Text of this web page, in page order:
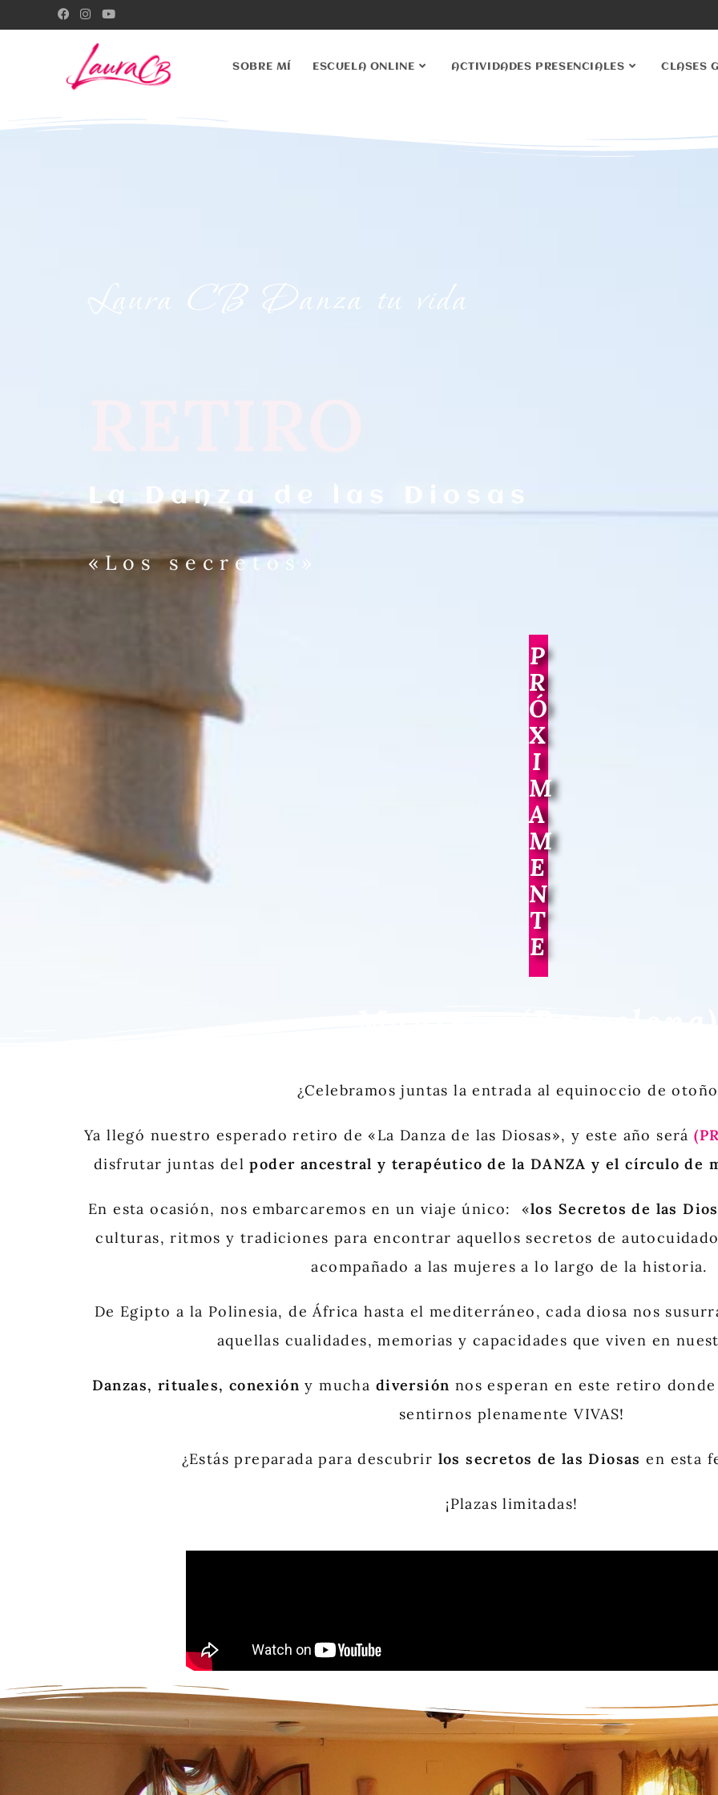
SOBRE MÍ ESCUELA ONLINE ACTIVIDADES PRESENCIALES CLASES
Laura CB Danza tu vida
La Danza de las Diosas
«Los secretos»
P
R
Ó
X
I
M
A
M
E
N
T
E
¿Celebramos juntas la entrada al equinoccio de
Ya llegó nuestro esperado retiro de «La Danza de las Diosas», y este año será
disfrutar juntas delpoder ancestral y terapéutico de la DANZA y el círculo de
En esta ocasión, nos embarcaremos en un viaje único: «los Secretos de las
culturas, ritmos y tradiciones para encontrar aquellos secretos de
acompañado a las mujeres a lo largo de la historia.
De Egipto a la Polinesia, de África hasta el mediterráneo, cada diosa nos
aquellas cualidades, memorias y capacidades que viven en
Danzas, rituales, conexión y mucha diversión nos esperan en este retiro
sentirnos plenamente VIVAS!
¿Estás preparada para descubrir los secretos de las Diosas en esta
¡Plazas limitadas!